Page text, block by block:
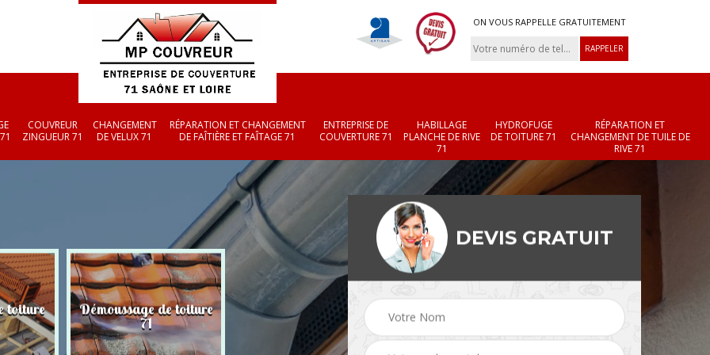
ON VOUS RAPPELLE GRATUITEMENT
COUVREUR
ZINGUEUR 71
CHANGEMENT
DE VELUX 71
RÉPARATION ET CHANGEMENT
DE FAÎTIÈRE ET FAÎTAGE 71
ENTREPRISE DE
COUVERTURE 71
HABILLAGE
PLANCHE DE RIVE
71
HYDROFUGE
DE TOITURE 71
RÉPARATION ET
CHANGEMENT DE TUILE DE
RIVE 71
toiture Démoussage de toiture
71 Couvreur zingueur 71 Changement de velux Réparation et
changement de
et faîtage 71
DEVIS GRATUIT